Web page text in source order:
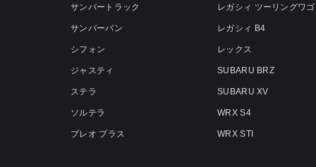
サンバートラック
サンバーバン
シフォン
ジャスティ
ステラ
ソルテラ
プレオ プラス
レガシィ ツーリングワ
レガシィ B4
レックス
SUBARU BRZ
SUBARU XV
WRX S4
WRX STI